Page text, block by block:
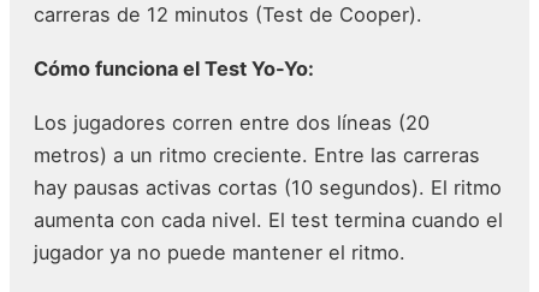
carreras de 12 minutos (Test de Cooper).
Cómo funciona el Test Yo-Yo:
Los jugadores corren entre dos líneas (20
metros) a un ritmo creciente. Entre las carreras
hay pausas activas cortas (10 segundos). El ritmo
aumenta con cada nivel. El test termina cuando el
jugador ya no puede mantener el ritmo.